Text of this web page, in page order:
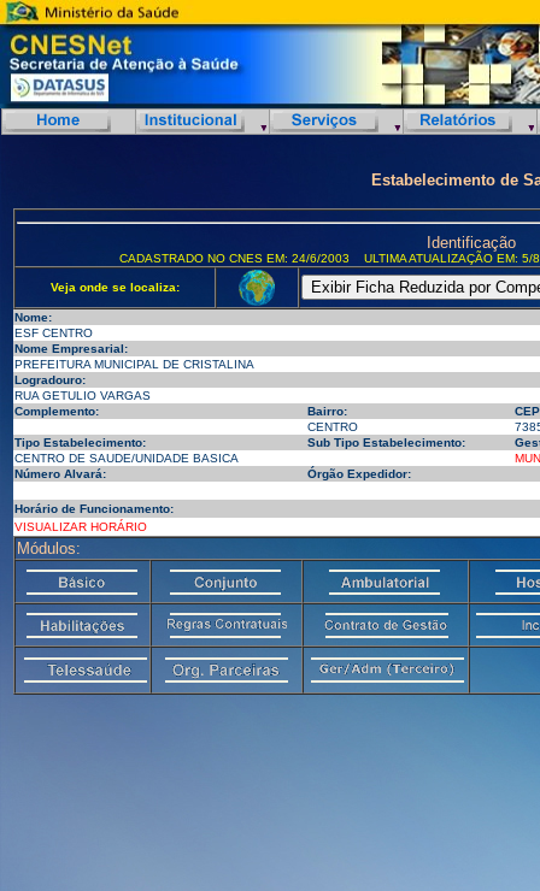
Estabelecimento de
Identificação
CADASTRADO NO CNES EM: 24/6/2003 ULTIMA ATUALIZAÇÃO EM:
Veja onde se localiza:
Nome:
ESF CENTRO
Nome Empresarial:
PREFEITURA MUNICIPAL DE CRISTALINA
Logradouro:
RUA GETULIO VARGAS
Complemento:
Bairro:
CENTRO
Tipo Estabelecimento:
Sub Tipo Estabelecimento:
CENTRO DE SAUDE/UNIDADE BASICA
Número Alvará:
Órgão Expedidor:
Horário de Funcionamento:
VISUALIZAR HORÁRIO
Módulos: